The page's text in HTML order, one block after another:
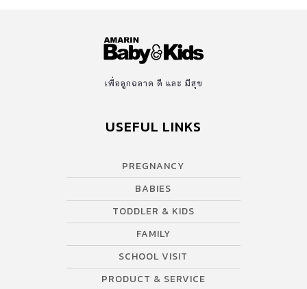
เพื่อลูกฉลาด ดี และ มีสุข
USEFUL LINKS
PREGNANCY
BABIES
TODDLER & KIDS
FAMILY
SCHOOL VISIT
PRODUCT & SERVICE